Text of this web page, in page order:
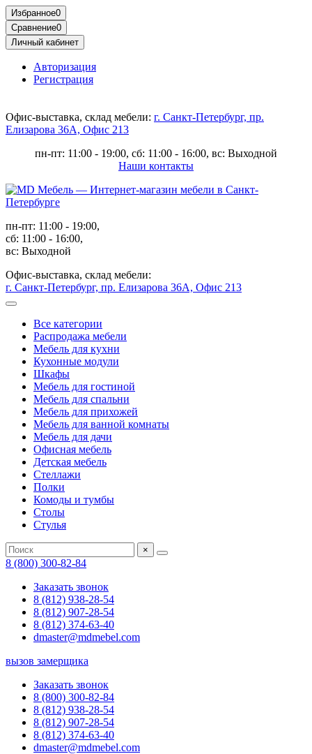
Избранное0
Сравнение0
Личный кабинет
Авторизация
Регистрация
Офис-выставка, склад мебели: г. Санкт-Петербург, пр.
Елизарова 36А, Офис 213
пн-пт: 11:00 - 19:00, сб: 11:00 - 16:00, вс: Выходной
Наши контакты
пн-пт: 11:00 - 19:00,
сб: 11:00 - 16:00,
вс: Выходной
Офис-выставка, склад мебели:
г. Санкт-Петербург, пр. Елизарова 36А, Офис 213
Все категории
Распродажа мебели
Мебель для кухни
Кухонные модули
Шкафы
Мебель для гостиной
Мебель для спальни
Мебель для прихожей
Мебель для ванной комнаты
Мебель для дачи
Офисная мебель
Детская мебель
Стеллажи
Полки
Комоды и тумбы
Столы
Стулья
×
8 (800) 300-82-84
Заказать звонок
8 (812) 938-28-54
8 (812) 907-28-54
8 (812) 374-63-40
dmaster@mdmebel.com
вызов замерщика
Заказать звонок
8 (800) 300-82-84
8 (812) 938-28-54
8 (812) 907-28-54
8 (812) 374-63-40
dmaster@mdmebel.com